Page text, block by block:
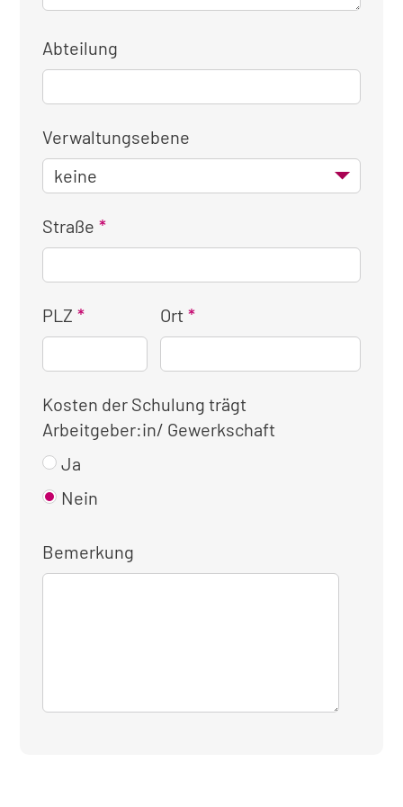
Abteilung
Verwaltungsebene
Straße
PLZ Ort
Kosten der Schulung trägt
Arbeitgeber:in/ Gewerkschaft
Ja
Nein
Bemerkung